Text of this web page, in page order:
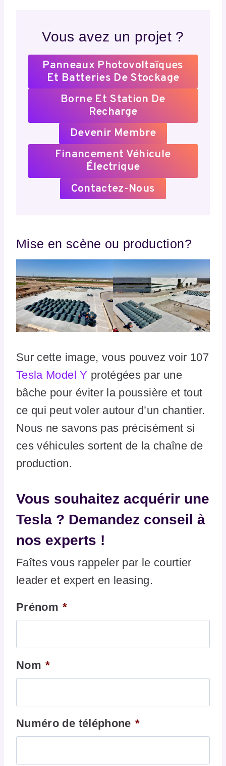
Vous avez un projet ?
Panneaux Photovoltaïques
Et Batteries De Stockage
Borne Et Station De
Recharge
Devenir Membre
Financement Véhicule
Électrique
Contactez-Nous
Mise en scène ou production?
Sur cette image, vous pouvez voir 107
Tesla Model Y protégées par une
bâche pour éviter la poussière et tout
ce qui peut voler autour d’un chantier.
Nous ne savons pas précisément si
ces véhicules sortent de la chaîne de
production.
Vous souhaitez acquérir une
Tesla ? Demandez conseil à
nos experts !
Faîtes vous rappeler par le courtier
leader et expert en leasing.
Prénom *
Nom *
Numéro de téléphone *